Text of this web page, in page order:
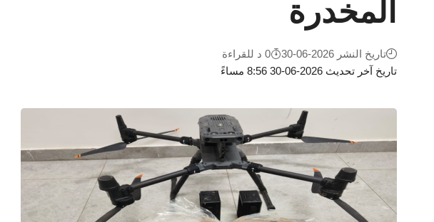
المخدرة
تاريخ آخر تحديث 2026-06-30 8:56 مساءً
تاريخ النشر 2026-06-30 0 د للقراءة